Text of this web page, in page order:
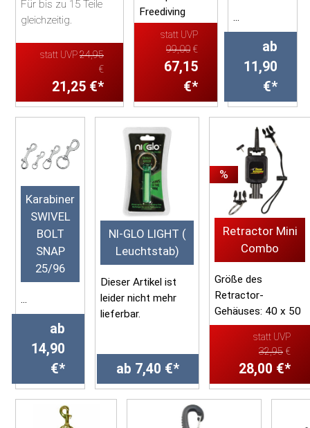
Für bis zu 15 Teile
gleichzeitig.
Beschreibung
Für bis zu 15 Teile
Spezielles Ma...
statt UVP24,95
€
21,25 €*
Freediving
Lanyard von
Mares.
Beschreibung
Sicherheitsk...
statt UVP
99,00 €
67,15
€*
...
ab
11,90
€*
Karabiner
SWIVEL
BOLT
SNAP
25/96
...
ab
14,90
€*
NI-GLO LIGHT (
Leuchtstab)
Dieser Artikel ist
leider nicht mehr
lieferbar.
- Selbstleuchtendes
Markierungs- oder
Sicherheitszubeh&...
ab 7,40 €*
%
Retractor Mini
Combo
Größe des
Retractor-
Gehäuses: 40 x 50
mm (ohne oberen
Befestigungsbügel)
Leinenlänge: 46 c...
statt UVP
32,95 €
28,00 €*